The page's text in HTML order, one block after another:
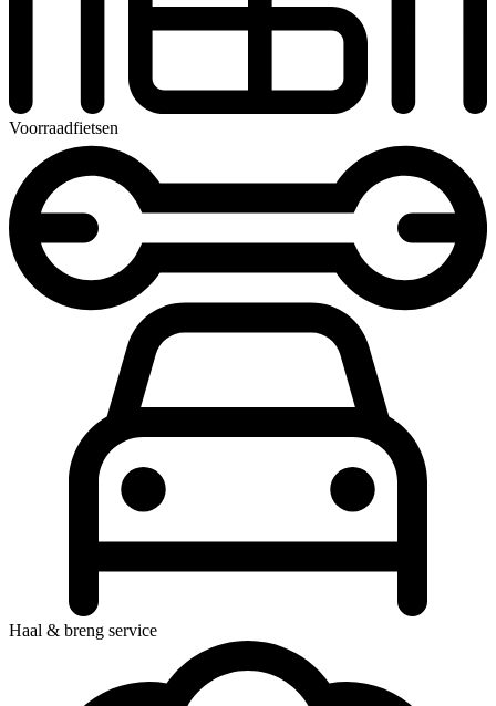
Voorraadfietsen
Haal & breng service